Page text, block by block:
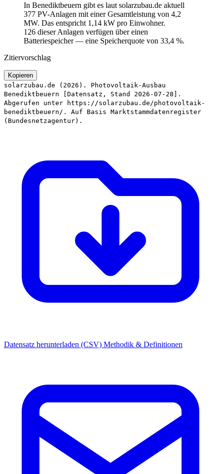
In Benediktbeuern gibt es laut solarzubau.de aktuell
377 PV-Anlagen mit einer Gesamtleistung von 4,2
MW. Das entspricht 1,14 kW pro Einwohner.
126 dieser Anlagen verfügen über einen
Batteriespeicher — eine Speicherquote von 33,4 %.
Zitiervorschlag
Kopieren
solarzubau.de (2026). Photovoltaik-Ausbau
Benediktbeuern [Datensatz, Stand 2026-07-28].
Abgerufen unter https://solarzubau.de/photovoltaik-
benediktbeuern/. Auf Basis Marktstammdatenregister
(Bundesnetzagentur).
Datensatz herunterladen (CSV) Methodik & Definitionen